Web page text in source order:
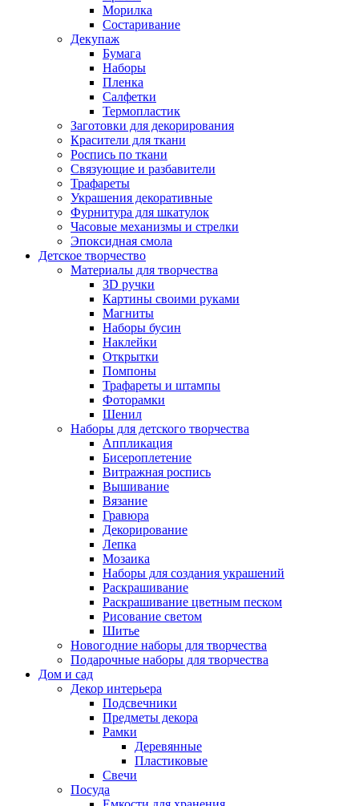
Морилка
Состаривание
Декупаж
Бумага
Наборы
Пленка
Салфетки
Термопластик
Заготовки для декорирования
Красители для ткани
Роспись по ткани
Связующие и разбавители
Трафареты
Украшения декоративные
Фурнитура для шкатулок
Часовые механизмы и стрелки
Эпоксидная смола
Детское творчество
Материалы для творчества
3D ручки
Картины своими руками
Магниты
Наборы бусин
Наклейки
Открытки
Помпоны
Трафареты и штампы
Фоторамки
Шенил
Наборы для детского творчества
Аппликация
Бисероплетение
Витражная роспись
Вышивание
Вязание
Гравюра
Декорирование
Лепка
Мозаика
Наборы для создания украшений
Раскрашивание
Раскрашивание цветным песком
Рисование светом
Шитье
Новогодние наборы для творчества
Подарочные наборы для творчества
Дом и сад
Декор интерьера
Подсвечники
Предметы декора
Рамки
Деревянные
Пластиковые
Свечи
Посуда